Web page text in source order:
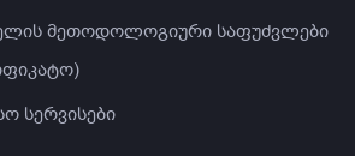
მეთოდოლოგიური საფუძვლები
სერვისები